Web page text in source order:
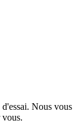
Nous vous
vous.